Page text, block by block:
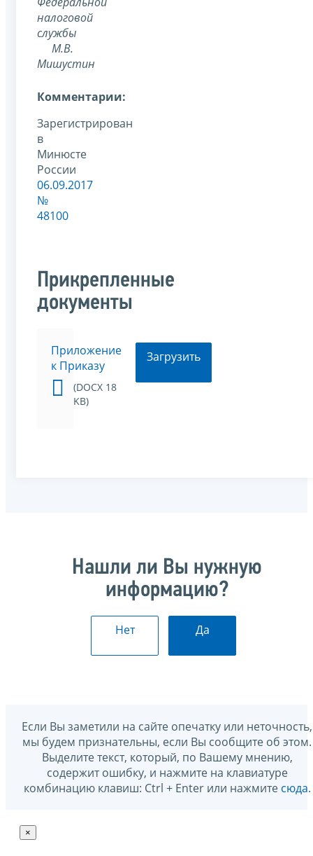
налоговой
службы
М.В.
Мишустин
Комментарии:
Зарегистрирован
в
Минюсте
России
06.09.2017
№
48100
Прикрепленные
документы
Приложение
к Приказу
(DOCX 18
KB)
Загрузить
Нашли ли Вы нужную
информацию?
Нет Да
Если Вы заметили на сайте опечатку или неточность,
мы будем признательны, если Вы сообщите об этом.
Выделите текст, который, по Вашему мнению,
содержит ошибку, и нажмите на клавиатуре
комбинацию клавиш: Ctrl + Enter или нажмите сюда.
×